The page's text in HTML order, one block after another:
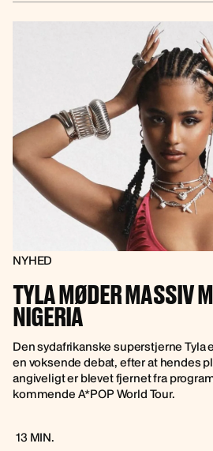
NYHED
TYLA MØDER MASSIV
NIGERIA
Den sydafrikanske superstjerne Tyla
en voksende debat, efter at hendes
angiveligt er blevet fjernet fra
kommende A*POP World Tour.
13 MIN.